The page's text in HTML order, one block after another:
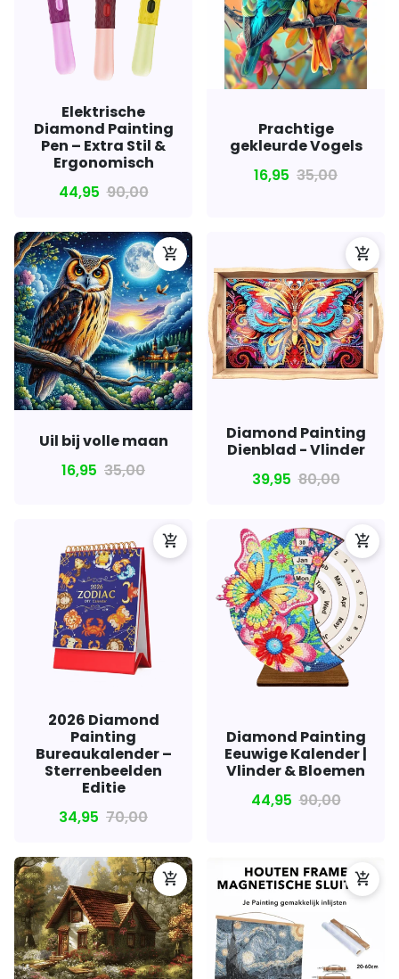
Elektrische
Diamond Painting
Pen – Extra Stil &
Ergonomisch
44,95 90,00
Prachtige
gekleurde Vogels
16,95 35,00
add_shopping_cart
Uil bij volle maan
16,95 35,00
add_shopping_cart
Diamond Painting
Dienblad - Vlinder
39,95 80,00
add_shopping_cart
2026 Diamond
Painting
Bureaukalender –
Sterrenbeelden
Editie
34,95 70,00
add_shopping_cart
Diamond Painting
Eeuwige Kalender |
Vlinder & Bloemen
44,95 90,00
add_shopping_cart add_shopping_cart